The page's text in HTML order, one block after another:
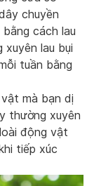
chuyền
cách lau
lau bụi
tuần bằng
mà bạn dị
thường xuyên
động vật
tiếp xúc